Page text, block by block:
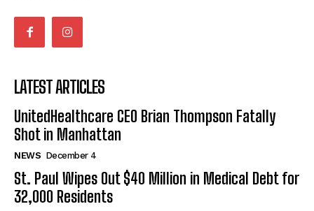
LATEST ARTICLES
UnitedHealthcare CEO Brian Thompson Fatally
Shot in Manhattan
NEWS December 4
St. Paul Wipes Out $40 Million in Medical Debt for
32,000 Residents